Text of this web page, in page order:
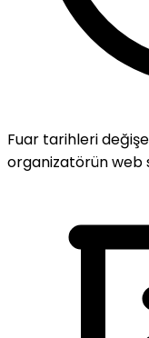
Fuar tarihleri
organizatörün web